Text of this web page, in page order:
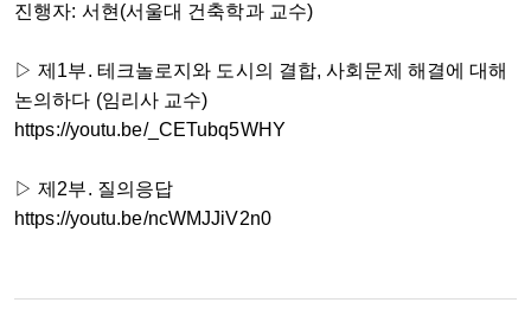
진행자: 서현(서울대 건축학과 교수)
▷ 제1부. 테크놀로지와 도시의 결합, 사회문제 해결에 대해
논의하다 (임리사 교수)
https://youtu.be/_CETubq5WHY
▷ 제2부. 질의응답
https://youtu.be/ncWMJJiV2n0